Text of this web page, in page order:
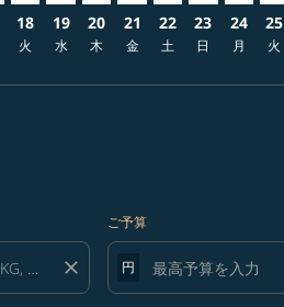
18
火
19
水
20
木
21
金
22
土
23
日
24
月
25
火
close
ご予算
円